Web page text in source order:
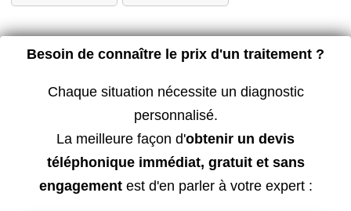
Besoin de connaître le prix d'un traitement ?
Chaque situation nécessite un diagnostic
personnalisé.
La meilleure façon d'obtenir un devis
téléphonique immédiat, gratuit et sans
engagementest d'en parler à votre expert :